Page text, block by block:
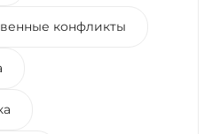
конфликты